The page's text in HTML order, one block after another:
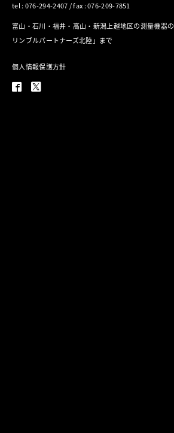
tel : 076-294-2407 / fax : 076-209-7851
富山・石川・福井・高山・新潟上越地区の測量機器
リンブルパートナーズ北陸」まで
個人情報保護方針